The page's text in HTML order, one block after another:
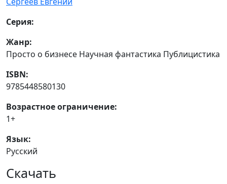
Серия:
Жанр:
Просто о бизнесе Научная фантастика Публицистика
ISBN:
9785448580130
Возрастное ограничение:
1+
Язык:
Русский
Скачать